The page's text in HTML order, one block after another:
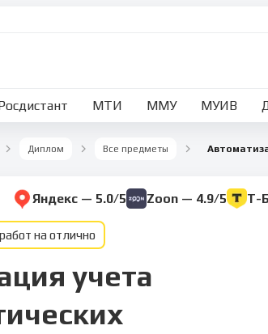
МТИ ММУ МУИВ
Диплом Все предметы
Яндекс — 5.0/5 Zoon — 4.9/5 Т-
на отлично
учета